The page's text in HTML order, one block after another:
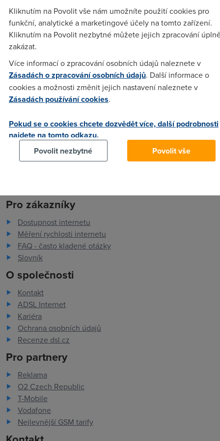
jsem se dočetl, ře je možné si tento modem koupit za
zvýhodněnou cenu 599Kč i pro stávající zákazníky. Zkusil
jsem to podle jejich návodu přes moje konto, ale bohužel
jim to nefunguje (jak jinak). Zkoušel to někdo kupovat přímo
v nějaký prodejně? Dostali jste ten modem za těch
slibovaných 599 Kč?
lépe uděláš když si koupíš za své D-Link
Pro zákazníky
Dostupnost internetu
Měření rychlosti internetu
FAQ - často kladené otázky
Slovník
O společnosti
Kontakt
ADSL Internet
Kariéra
Ochrana osobních údajů
Recenze dsl.cz
Pro partnery
Reklama
O2 Czech Republic
T-Mobile
Vodafone
Nejlevnější GSM tarify
Kliknutím na Povolit vše nám umožníte použití cookies pro
funkční, analytické a marketingové účely na tomto zařízení.
Kliknutím na Povolit nezbytné můžete jejich zpracování
zakázat.
Více informací o zpracování osobních údajů naleznete v
Zásadách o zpracování osobních údajů. Další informace o
cookies a možnosti změnit jejich nastavení naleznete v
Zásadách používání cookies.
Pokud se o cookies chcete dozvědět více, další podrobnosti
najdete na tomto odkazu.
Povolit nezbytné
Povolit vše